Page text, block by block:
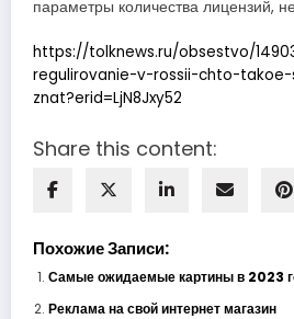
параметры количества лицензий,
https://tolknews.ru/obsestvo/
regulirovanie-v-rossii-chto-
znat?erid=LjN8Jxy52
Share this content:
Похожие Записи:
Самые ожидаемые картины в 2023
Реклама на свой интернет магазин